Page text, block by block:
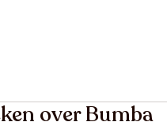
over Bumba